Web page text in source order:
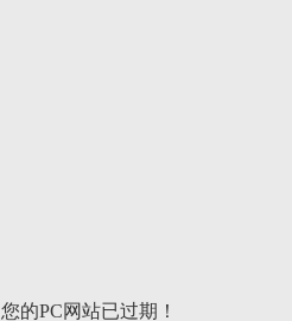
您的PC网站已过期！